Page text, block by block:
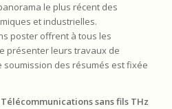
le plus récent des
et industrielles.
poster offrent à tous les
présenter leurs travaux de
soumission des résumés est fixée
sans fils THz